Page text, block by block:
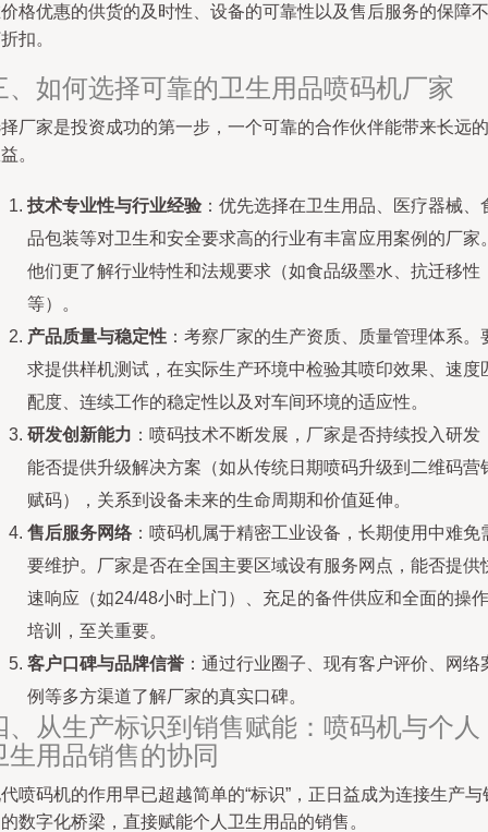
格优惠的供货的及时性、设备的可靠性以及售后服务的保障不
扣。
、如何选择可靠的卫生用品喷码机厂家
厂家是投资成功的第一步，一个可靠的合作伙伴能带来长远的
。
技术专业性与行业经验 ：优先选择在卫生用品、医疗器械、
品包装等对卫生和安全要求高的行业有丰富应用案例的厂家
他们更了解行业特性和法规要求（如食品级墨水、抗迁移性
等）。
产品质量与稳定性 ：考察厂家的生产资质、质量管理体系。
求提供样机测试，在实际生产环境中检验其喷印效果、速度
配度、连续工作的稳定性以及对车间环境的适应性。
研发创新能力 ：喷码技术不断发展，厂家是否持续投入研发
能否提供升级解决方案（如从传统日期喷码升级到二维码营
赋码），关系到设备未来的生命周期和价值延伸。
售后服务网络：喷码机属于精密工业设备，长期使用中难免
要维护。厂家是否在全国主要区域设有服务网点，能否提供
速响应（如24/48小时上门）、充足的备件供应和全面的操作
培训，至关重要。
客户口碑与品牌信誉 ：通过行业圈子、现有客户评价、网络
例等多方渠道了解厂家的真实口碑。
、从生产标识到销售赋能：喷码机与个人
生用品销售的协同
喷码机的作用早已超越简单的“标识”，正日益成为连接生产与
数字化桥梁，直接赋能个人卫生用品的销售。